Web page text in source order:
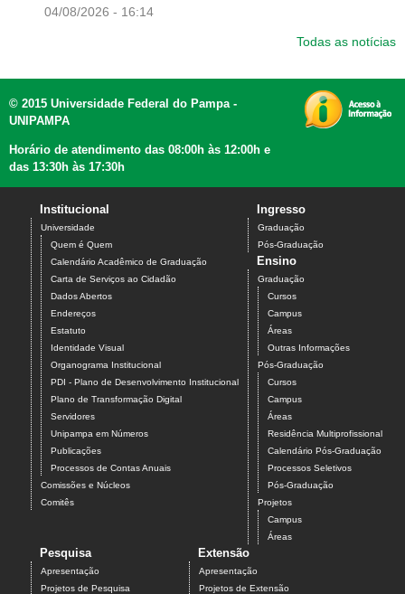
04/08/2026 - 16:14
Todas as notícias
© 2015 Universidade Federal do Pampa -
UNIPAMPA
Horário de atendimento das 08:00h às 12:00h e
das 13:30h às 17:30h
Institucional
Universidade
Quem é Quem
Calendário Acadêmico de Graduação
Carta de Serviços ao Cidadão
Dados Abertos
Endereços
Estatuto
Identidade Visual
Organograma Institucional
PDI - Plano de Desenvolvimento Institucional
Plano de Transformação Digital
Servidores
Unipampa em Números
Publicações
Processos de Contas Anuais
Comissões e Núcleos
Comitês
Ingresso
Graduação
Pós-Graduação
Ensino
Graduação
Cursos
Campus
Áreas
Outras Informações
Pós-Graduação
Cursos
Campus
Áreas
Residência Multiprofissional
Calendário Pós-Graduação
Processos Seletivos
Pós-Graduação
Projetos
Campus
Áreas
Pesquisa
Apresentação
Projetos de Pesquisa
Extensão
Apresentação
Projetos de Extensão